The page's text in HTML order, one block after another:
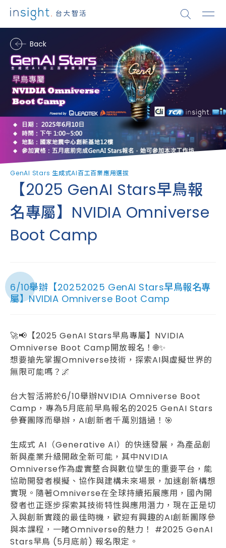
Back
GenAI Stars 生成式AI百工百業應用選拔
【2025 GenAI Stars早鳥報
名專屬】NVIDIA Omniverse
Boot Camp
6/10舉辦【20252025 GenAI Stars早鳥報名專
屬】NVIDIA Omniverse Boot Camp
🚀📢【2025 GenAI Stars早鳥專屬】NVIDIA
Omniverse Boot Camp開放報名！🌐✨
󠀠󠀠想要搶先掌握Omniverse技術，探索AI與虛擬世界的
無限可能嗎？🌌
台大智活將於6/10舉辦NVIDIA Omniverse Boot
Camp，專為5月底前早鳥報名的2025 GenAI Stars
參賽團隊而舉辦，AI創新者千萬別錯過！🎯
生成式 AI（Generative AI）的快速發展，為產品創
新與產業升級開啟全新可能，其中NVIDIA
Omniverse作為虛實整合與數位孿生的重要平台，能
協助開發者模擬、協作與建構未來場景，加速創新構想
實現。隨著Omniverse在全球持續拓展應用，國內開
發者也正逐步探索其技術特性與應用潛力，現在正是切
入與創新實踐的最佳時機，歡迎有興趣的AI創新團隊參
與本課程，一睹Omniverse的魅力！ #2025 GenAI
Stars早鳥 (5月底前) 報名限定。